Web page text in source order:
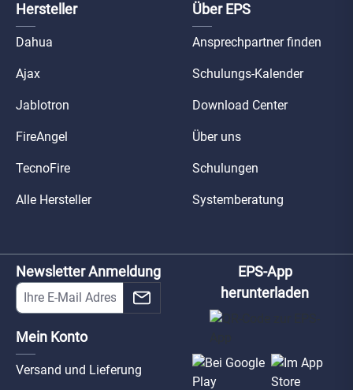
Hersteller
Dahua
Ajax
Jablotron
FireAngel
TecnoFire
Alle Hersteller
Über EPS
Ansprechpartner finden
Schulungs-Kalender
Download Center
Über uns
Schulungen
Systemberatung
Newsletter Anmeldung
Mein Konto
Versand und Lieferung
EPS-App
herunterladen